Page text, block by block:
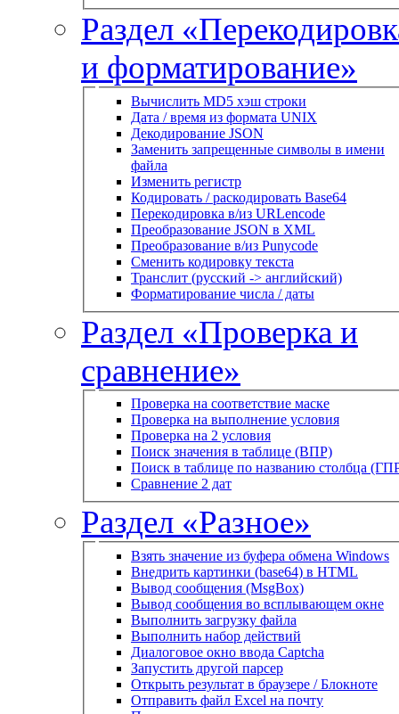
Раздел
и форматирование»
Вычислить MD5 хэш строки
Дата / время из формата UNIX
Декодирование JSON
Заменить запрещенные символы в имени
файла
Изменить регистр
Кодировать / раскодировать Base64
Перекодировка в/из URLencode
Преобразование JSON в XML
Преобразование в/из Punycode
Сменить кодировку текста
Транслит (русский -> английский)
Форматирование числа / даты
Раздел «Проверка и
сравнение»
Проверка на соответствие маске
Проверка на выполнение условия
Проверка на 2 условия
Поиск значения в таблице (ВПР)
Поиск в таблице по названию столбца
Сравнение 2 дат
Раздел «Разное»
Взять значение из буфера обмена Windows
Внедрить картинки (base64) в HTML
Вывод сообщения (MsgBox)
Вывод сообщения во всплывающем окне
Выполнить загрузку файла
Выполнить набор действий
Диалоговое окно ввода Captcha
Запустить другой парсер
Открыть результат в браузере / Блокноте
Отправить файл Excel на почту